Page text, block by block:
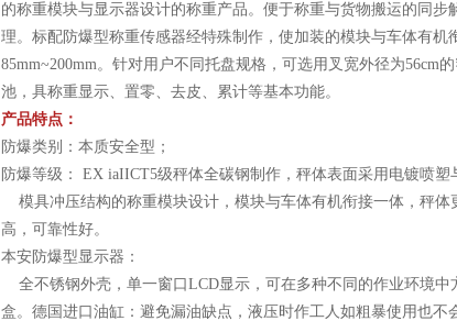
的称重模块与显示器设计的称重产品。便于称重与货物搬运的同
理。标配防爆型称重传感器经特殊制作，使加装的模块与车体有
85mm~200mm。针对用户不同托盘规格，可选用叉宽外径为56cm
池，具称重显示、置零、去皮、累计等基本功能。
产品特点：
防爆类别：本质安全型；
防爆等级： EX iaIICT5级秤体全碳钢制作，秤体表面采用电镀喷塑
模具冲压结构的称重模块设计，模块与车体有机衔接一体，秤
高，可靠性好。
本安防爆型显示器：
全不锈钢外壳，单一窗口LCD显示，可在多种不同的作业环境
盒。德国进口油缸：避免漏油缺点，液压时作工人如粗暴使用也